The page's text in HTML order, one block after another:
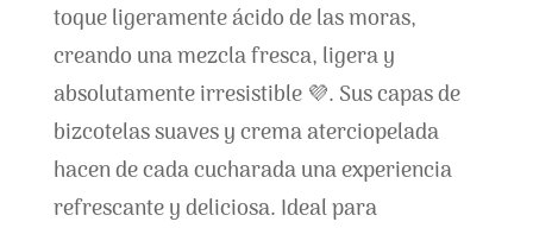
toque ligeramente ácido de las moras,
creando una mezcla fresca, ligera y
absolutamente irresistible 💜. Sus capas de
bizcotelas suaves y crema aterciopelada
hacen de cada cucharada una experiencia
refrescante y deliciosa. Ideal para